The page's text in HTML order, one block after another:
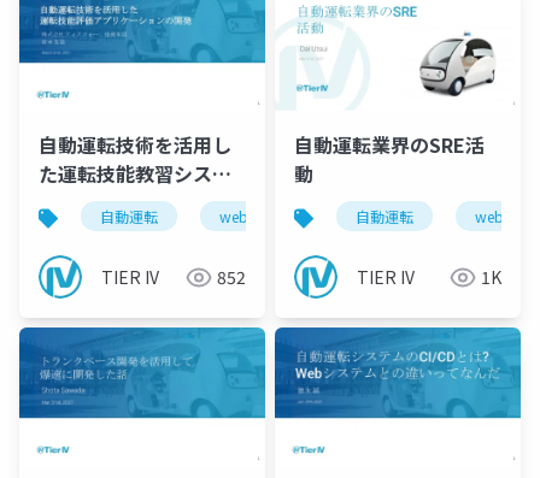
自動運転技術を活用し
た運転技能教習システ
ムの開発自動運転 web sre ai教習
TIER IV 852
自動運転業界のSRE活
動
自動運転 web
TIER IV 1K